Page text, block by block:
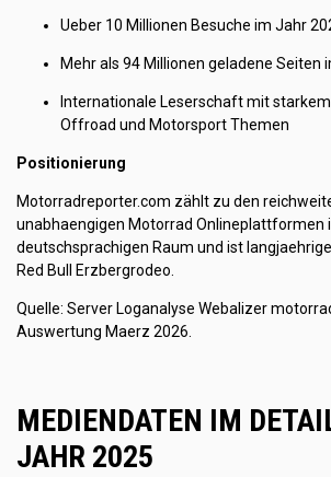
Ueber 10 Millionen Besuche im Jahr
Mehr als 94 Millionen geladene Seiten
Internationale Leserschaft mit
Offroad und Motorsport Themen
Positionierung
Motorradreporter.com zählt zu den
unabhaengigen Motorrad Onlineplattformen
deutschsprachigen Raum und ist
Red Bull Erzbergrodeo.
Quelle: Server Loganalyse Webalizer
Auswertung Maerz 2026.
MEDIENDATEN IM
JAHR 2025